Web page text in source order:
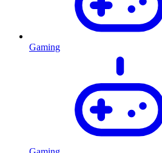
Gaming